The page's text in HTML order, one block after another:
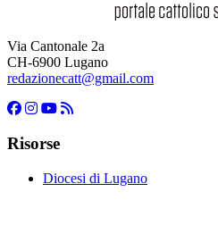
Via Cantonale 2a
CH-6900 Lugano
redazionecatt@gmail.com
Risorse
Diocesi di Lugano